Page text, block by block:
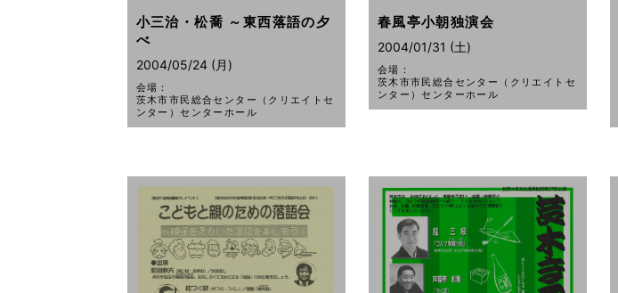
小三治・松喬 ～東西落語の夕
べ
2004/05/24 (月)
会場：
茨木市市民総合センター（クリエイトセ
ンター）センターホール
春風亭小朝独演会
2004/01/31 (土)
会場：
茨木市市民総合センター（クリエイトセ
ンター）センターホール